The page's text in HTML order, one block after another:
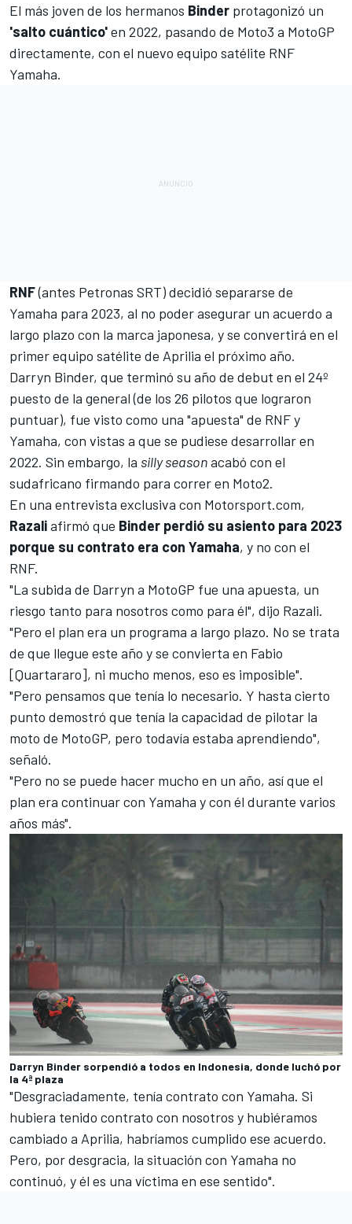
El más joven de los hermanos Binder protagonizó un
'salto cuántico'en 2022, pasando de Moto3 a MotoGP
directamente, con el nuevo equipo satélite RNF
Yamaha.
RNF(antes Petronas SRT)decidió separarse de
Yamaha para 2023, al no poder asegurar un acuerdo a
largo plazo con la marca japonesa, y se convertirá en el
primer equipo satélite de Aprilia el próximo año.
Darryn Binder, que terminó su año de debut en el 24º
puesto de la general (de los 26 pilotos que lograron
puntuar), fue visto como una "apuesta" de RNF y
Yamaha, con vistas a que se pudiese desarrollar en
2022. Sin embargo, la silly seasonacabó con el
sudafricano firmando para correr en Moto2.
En una entrevista exclusiva con Motorsport.com,
Razaliafirmó que Binder perdió su asiento para 2023
porque su contrato era con Yamaha, y no con el
RNF.
"La subida de Darryn a MotoGP fue una apuesta, un
riesgo tanto para nosotros como para él", dijo Razali.
"Pero el plan era un programa a largo plazo. No se trata
de que llegue este año y se convierta en Fabio
[Quartararo], ni mucho menos, eso es imposible".
"Pero pensamos que tenía lo necesario. Y hasta cierto
punto demostró que tenía la capacidad de pilotar la
moto de MotoGP, pero todavía estaba aprendiendo",
señaló.
"Pero no se puede hacer mucho en un año, así que el
plan era continuar con Yamaha y con él durante varios
años más".
Darryn Binder sorpendió a todos en Indonesia, donde luchó por
la 4ª plaza
"Desgraciadamente, tenía contrato con Yamaha. Si
hubiera tenido contrato con nosotros y hubiéramos
cambiado a Aprilia, habríamos cumplido ese acuerdo.
Pero, por desgracia, la situación con Yamaha no
continuó, y él es una víctima en ese sentido".